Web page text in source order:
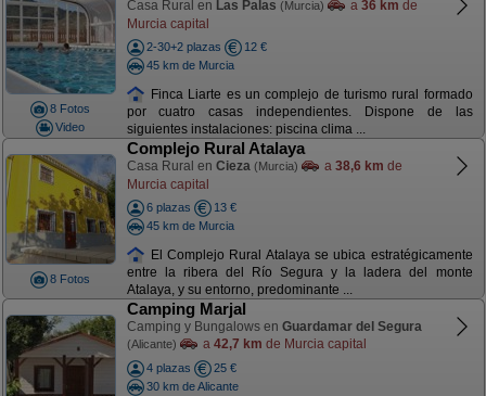
8 Fotos
Video
Casa Rural en Las Palas (Murcia) a 36 km de
Murcia capital
2-30+2 plazas
12 €
45 km de Murcia
Finca Liarte es un complejo de turismo rural formado
por cuatro casas independientes. Dispone de las
siguientes instalaciones: piscina clima ...
8 Fotos
Complejo Rural Atalaya
Casa Rural en Cieza (Murcia) a 38,6 km de
Murcia capital
6 plazas
13 €
45 km de Murcia
El Complejo Rural Atalaya se ubica estratégicamente
entre la ribera del Río Segura y la ladera del monte
Atalaya, y su entorno, predominante ...
Camping Marjal
Camping y Bungalows en Guardamar del Segura
(Alicante) a 42,7 km de Murcia capital
4 plazas
25 €
30 km de Alicante